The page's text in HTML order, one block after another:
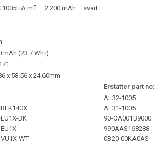
1005HA mfl – 2.200 mAh – svart
mAh (23.7 Whr)
x 58.56 x 24.60mm
Erstatter part no:
BK
WT
AL32-1005
AL31-1005
90-OA001B9000
990AAS168288
0B20-00KA0AS